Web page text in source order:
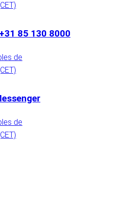
85 130 8000
de
de